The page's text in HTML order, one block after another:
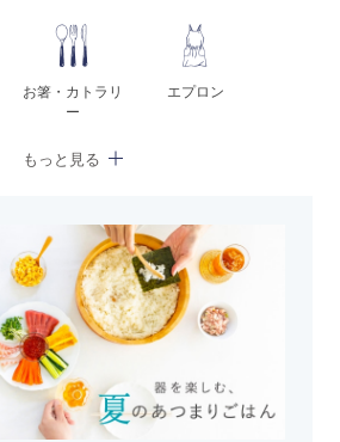
お箸・カトラリ
ー
エプロン